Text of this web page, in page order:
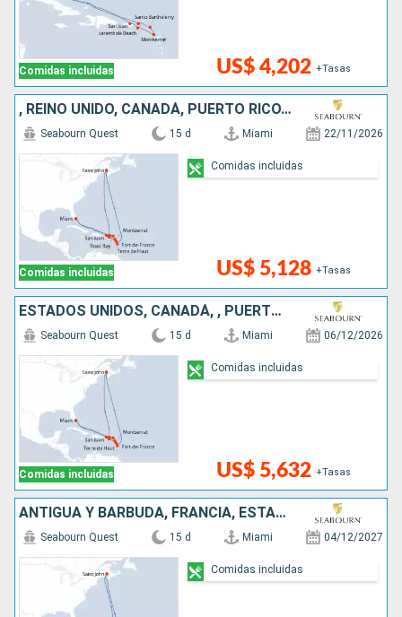
Comidas incluidas US$ 4,202 +Tasas
, REINO UNIDO, CANADÁ, PUERTO RICO, ESTADOS UNIDOS
Comidas incluidas
Seabourn Quest 15 d Miami 22/11/2026
US$ 5,128 +Tasas
Comidas incluidas
ESTADOS UNIDOS, CANADÁ, , PUERTO RICO, REINO UNIDO
Comidas incluidas
Seabourn Quest 15 d Miami 06/12/2026
US$ 5,632 +Tasas
Comidas incluidas
ANTIGUA Y BARBUDA, FRANCIA, ESTADOS UNIDOS, CANADÁ, REINO UNIDO,
Seabourn Quest 15 d Miami 04/12/2027
Comidas incluidas